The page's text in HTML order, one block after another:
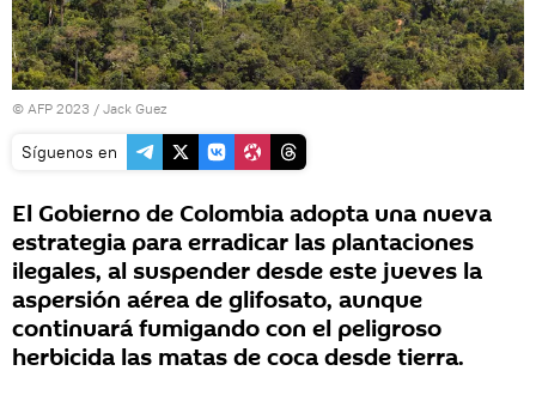
© AFP 2023 / Jack Guez
Síguenos en
El Gobierno de Colombia adopta una nueva
estrategia para erradicar las plantaciones
ilegales, al suspender desde este jueves la
aspersión aérea de glifosato, aunque
continuará fumigando con el peligroso
herbicida las matas de coca desde tierra.